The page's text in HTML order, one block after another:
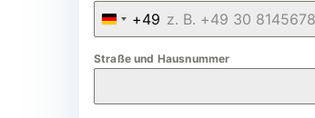
G
e
m
+49
Straße und Hausnummer